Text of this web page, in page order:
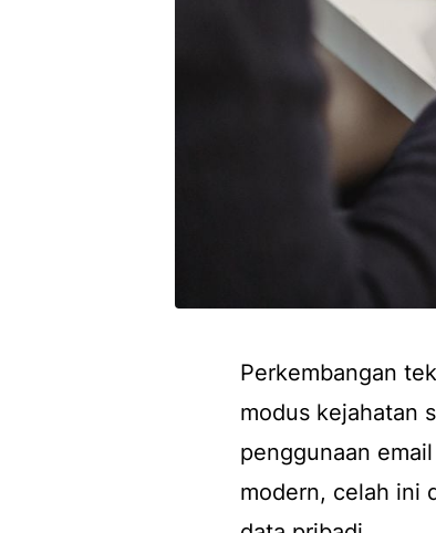
Perkembangan
modus kejahatan
penggunaan
modern, celah ini